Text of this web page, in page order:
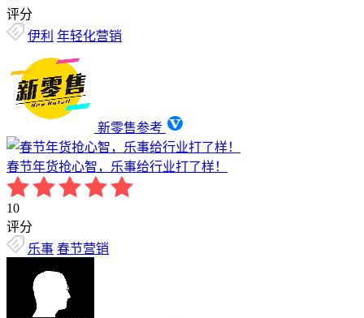
评分
伊利 年轻化营销
新零售参考
春节年货抢心智，乐事给行业打了样！
10
评分
乐事 春节营销